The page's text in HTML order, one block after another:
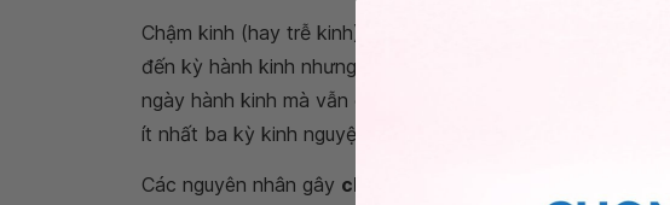
Chậm kinh (hay trễ kinh) là biểu hiện của chu kỳ kinh
đến kỳ hành kinh nhưng vẫn chưa xuất hiện kinh nguyệt.
ngày hành kinh mà vẫn chưa có kinh nguyệt trở lại thì gọi
ít nhất ba kỳ kinh nguyệt liên tiếp thì được xem là vô kinh.
Các nguyên nhân gây chậm kinh
thường gặp ở phụ nữ